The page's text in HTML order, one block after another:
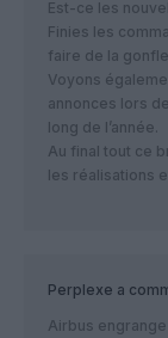
Est-ce les
Finies les
faire de la
Voyons
annonces lors
long de l’année.
Au final tout ce
les réalisations
Perplexe a
Airbus